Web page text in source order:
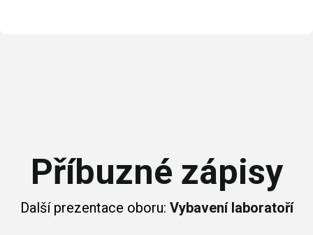
Příbuzné zápisy
Další prezentace oboru: Vybavení laboratoří